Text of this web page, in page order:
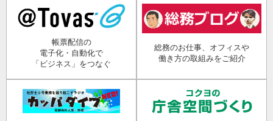
帳票配信の
電子化・自動化で
「ビジネス」をつなぐ
総務のお仕事、オフィスや
働き方の取組みをご紹介